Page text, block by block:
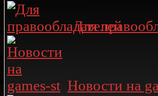
Для
Новости на